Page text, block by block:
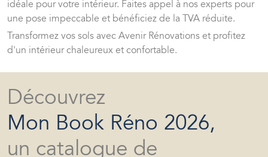
idéale pour votre intérieur. Faites appel à nos experts pour
une pose impeccable et bénéficiez de la TVA réduite.
Transformez vos sols avec Avenir Rénovations et profitez
d'un intérieur chaleureux et confortable.
Découvrez
Mon Book Réno 2026,
un catalogue de